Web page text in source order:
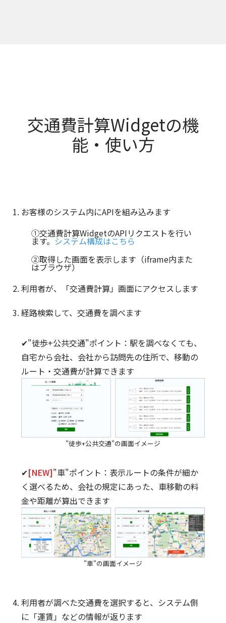
交通費計算Widgetの機
能・使い方
お客様のシステム内にAPIを組み込みます
①交通費計算WidgetのAPIリクエストを行い
ます。システム構成はこちら
②取得した画面を表示します（iframe内また
はブラウザ）
利用者が、「交通費計算」画面にアクセスします
経路検索して、交通費を調べます
✔"徒歩+公共交通"ポイント：駅を調べなくても、
自宅から会社、会社から訪問先の住所で、移動の
ルート・交通費が計算できます
"徒歩+公共交通"の画面イメージ
✔[NEW]"車"ポイント：表示ルートの条件が細か
く選べるため、会社の規定にあった、車移動の料
金や距離が算出できます
"車"の画面イメージ
利用者が調べた交通費を選択すると、システム側
に「運賃」などの情報が返ります